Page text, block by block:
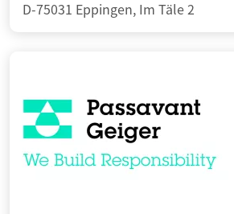
D-75031 Eppingen, Im Täle 2